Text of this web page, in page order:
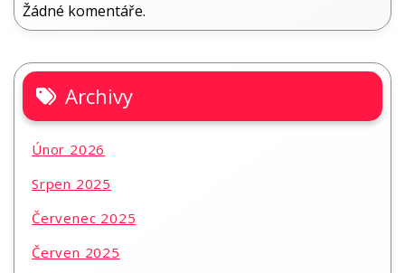
Žádné komentáře.
Archivy
Únor 2026
Srpen 2025
Červenec 2025
Červen 2025